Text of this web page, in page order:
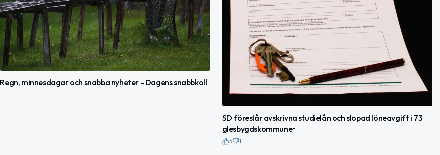
Regn, minnesdagar och snabba nyheter – Dagens snabbkoll
SD föreslår avskrivna studielån och slopad löneavgift i 73
glesbygdskommuner
5 1